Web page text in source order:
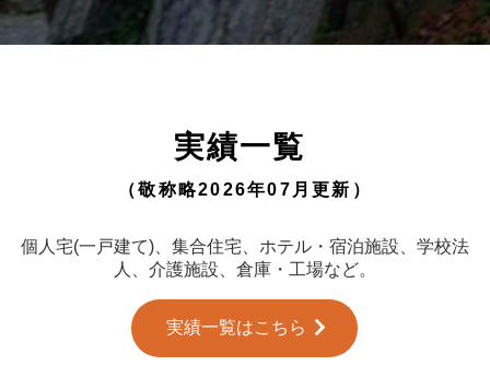
実績一覧
（敬称略2026年07月更新）
個人宅(一戸建て)、集合住宅、ホテル・宿泊施設、学校法
人、介護施設、倉庫・工場など。
実績一覧はこちら